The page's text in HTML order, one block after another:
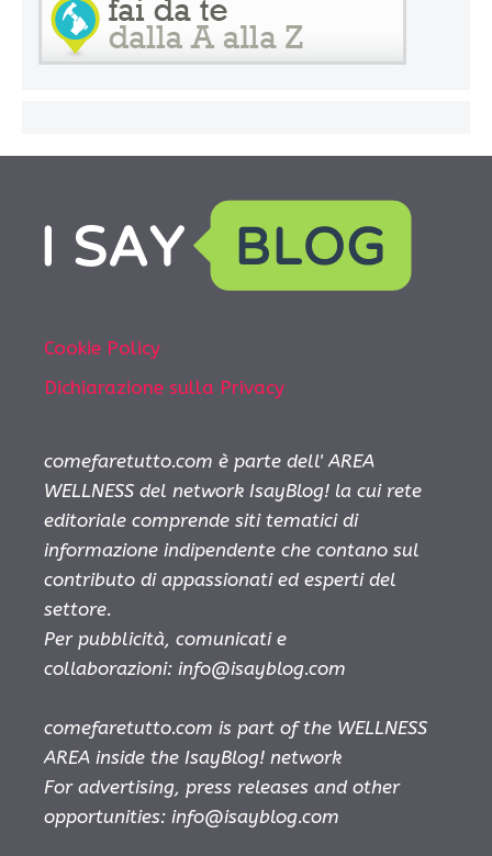
Cookie Policy
Dichiarazione sulla Privacy
comefaretutto.com è parte dell' AREA
WELLNESS del network IsayBlog! la cui rete
editoriale comprende siti tematici di
informazione indipendente che contano sul
contributo di appassionati ed esperti del
settore.
Per pubblicità, comunicati e
collaborazioni: info@isayblog.com
comefaretutto.com is part of the WELLNESS
AREA inside the IsayBlog! network
For advertising, press releases and other
opportunities: info@isayblog.com